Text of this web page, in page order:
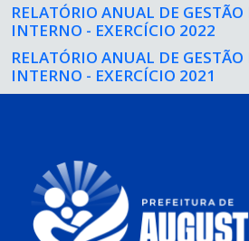
RELATÓRIO ANUAL DE
INTERNO - EXERCÍCIO 2022
RELATÓRIO ANUAL DE
INTERNO - EXERCÍCIO 2021